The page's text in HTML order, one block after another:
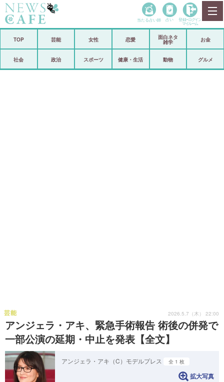
政治
当たる占い師 占い 登録• ログイン
マイルーム
TOP 芸能 女性 恋愛
面白ネタ
雑学
お金
社会 政治 スポーツ 健康・生活 動物 グルメ
アンジェラ・アキ、緊急手術報告 術後の併発で
一部公演の延期・中止を発表【全文】
芸能 2026.5.7（木） 22:00
アンジェラ・アキ（C）モデルプレス 全 1 枚
拡大写真